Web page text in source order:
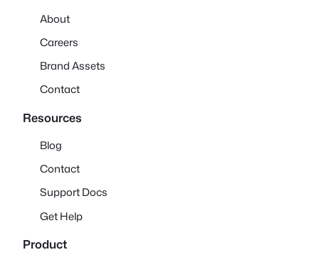
About
Careers
Brand Assets
Contact
Resources
Blog
Contact
Support Docs
Get Help
Product